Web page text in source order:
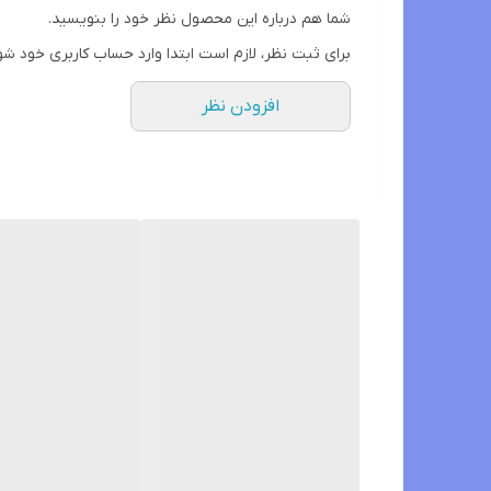
شما هم درباره این محصول نظر خود را بنویسید.
برای ثبت نظر، لازم است ابتدا وارد حساب کاربری خود
افزودن نظر